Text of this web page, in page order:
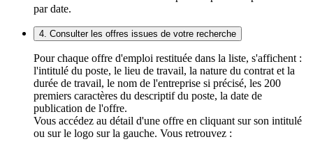
par date.
4. Consulter les offres issues de votre recherche
Pour chaque offre d'emploi restituée dans la liste, s'affichent :
l'intitulé du poste, le lieu de travail, la nature du contrat et la
durée de travail, le nom de l'entreprise si précisé, les 200
premiers caractères du descriptif du poste, la date de
publication de l'offre.
Vous accédez au détail d'une offre en cliquant sur son intitulé
ou sur le logo sur la gauche. Vous retrouvez :